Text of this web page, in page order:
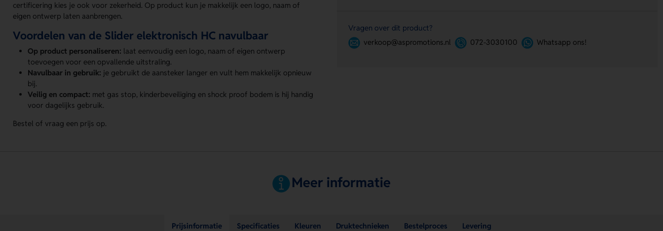
certificering kies je ook voor zekerheid. Op product kun je makkelijk een logo, naam of
eigen ontwerp laten aanbrengen.
Voordelen van de Slider elektronisch HC navulbaar
Op product personaliseren: laat eenvoudig een logo, naam of eigen ontwerp
toevoegen voor een opvallende uitstraling.
Navulbaar in gebruik: je gebruikt de aansteker langer en vult hem makkelijk opnieuw
bij.
Veilig en compact: met gas stop, kinderbeveiliging en shock proof bodem is hij handig
voor dagelijks gebruik.
Bestel of vraag een prijs op.
Vragen over dit product?
verkoop@aspromotions.nl
072-3030100 Whatsapp ons!
Meer informatie
Prijsinformatie Specificaties Kleuren Druktechnieken Bestelproces Levering